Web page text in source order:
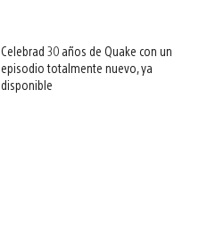
Celebrad 30 años de Quake con un
episodio totalmente nuevo, ya
disponible